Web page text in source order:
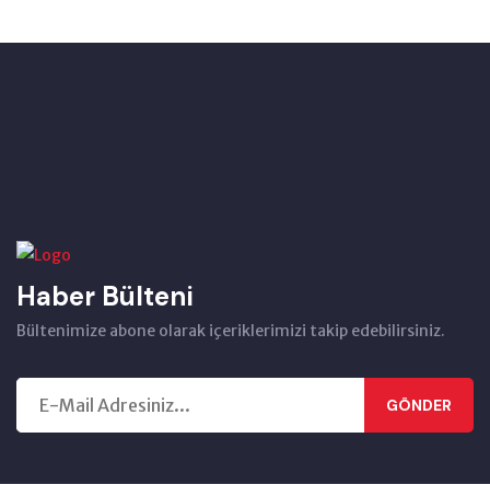
Haber Bülteni
Bültenimize abone olarak içeriklerimizi takip edebilirsiniz.
GÖNDER